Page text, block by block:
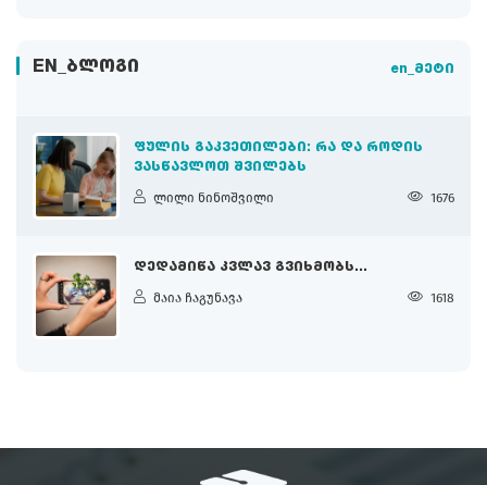
EN_ᲑᲚᲝᲒᲘ en_მეტი
ᲤᲣᲚᲘᲡ ᲒᲐᲙᲕᲔᲗᲘᲚᲔᲑᲘ: ᲠᲐ ᲓᲐ ᲠᲝᲓᲘᲡ
ᲕᲐᲡᲬᲐᲕᲚᲝᲗ ᲨᲕᲘᲚᲔᲑᲡ
ლილი ნინოშვილი 1676
ᲓᲔᲓᲐᲛᲘᲬᲐ ᲙᲕᲚᲐᲕ ᲒᲕᲘᲮᲛᲝᲑᲡ...
მაია ჩაგუნავა 1618